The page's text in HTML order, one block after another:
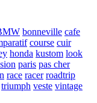
bonneville cafe
course cuir
honda kustom look
paris pas cher
race racer roadtrip
triumph veste vintage